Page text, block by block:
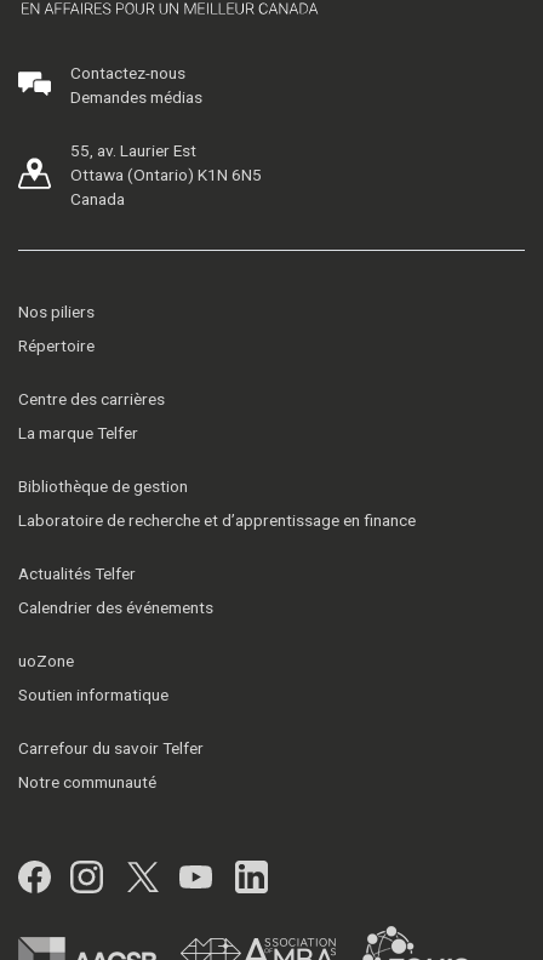
Contactez-nous
Demandes médias
55, av. Laurier Est
Ottawa (Ontario) K1N 6N5
Canada
Nos piliers
Répertoire
Centre des carrières
La marque Telfer
Bibliothèque de gestion
Laboratoire de recherche et d’apprentissage en finance
Actualités Telfer
Calendrier des événements
uoZone
Soutien informatique
Carrefour du savoir Telfer
Notre communauté
Facebook
Instagram
Twitter
YouTubeLinkedIn